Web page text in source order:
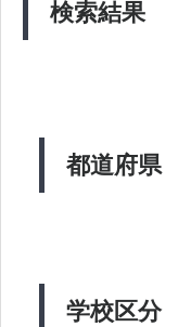
検索結果
都道府県
学校区分